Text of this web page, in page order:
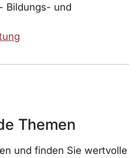
- Bildungs- und
Themen
und finden Sie wertvolle